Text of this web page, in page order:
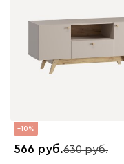
10
566 630